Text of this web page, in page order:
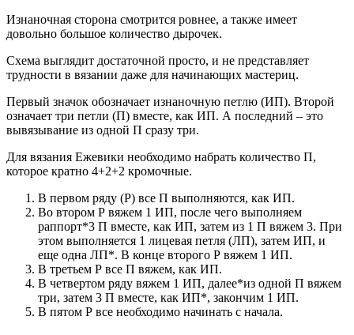
Изнаночная сторона смотрится ровнее, а также имеет
довольно большое количество дырочек.
Схема выглядит достаточной просто, и не представляет
трудности в вязании даже для начинающих мастериц.
Первый значок обозначает изнаночную петлю (ИП). Второй
означает три петли (П) вместе, как ИП. А последний – это
вывязывание из одной П сразу три.
Для вязания Ежевики необходимо набрать количество П,
которое кратно 4+2+2 кромочные.
В первом ряду (Р) все П выполняются, как ИП.
Во втором Р вяжем 1 ИП, после чего выполняем
раппорт*3 П вместе, как ИП, затем из 1 П вяжем 3. При
этом выполняется 1 лицевая петля (ЛП), затем ИП, и
еще одна ЛП*. В конце второго Р вяжем 1 ИП.
В третьем Р все П вяжем, как ИП.
В четвертом ряду вяжем 1 ИП, далее*из одной П вяжем
три, затем 3 П вместе, как ИП*, закончим 1 ИП.
В пятом Р все необходимо начинать с начала.